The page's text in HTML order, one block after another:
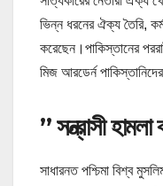
ভিন্ন ধরনের ঐক্য তৈরি,
করেছেন।পাকিস্তানের
মিজ আরডের্ন
” সন্ত্রাসী
সাধারনত পশ্চিমা বিশ্ব